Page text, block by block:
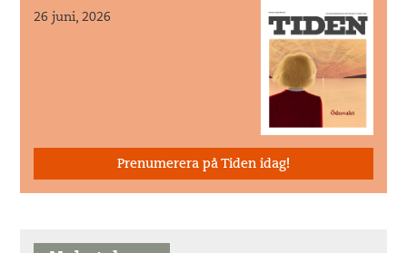
26 juni, 2026
Prenumerera på Tiden idag!